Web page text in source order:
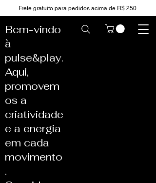
Frete gratuito para pedidos acima de R$ 250
Bem-vindo
à
pulse&play.
Aqui,
promovem
os a
criatividade
e a energia
em cada
movimento
.